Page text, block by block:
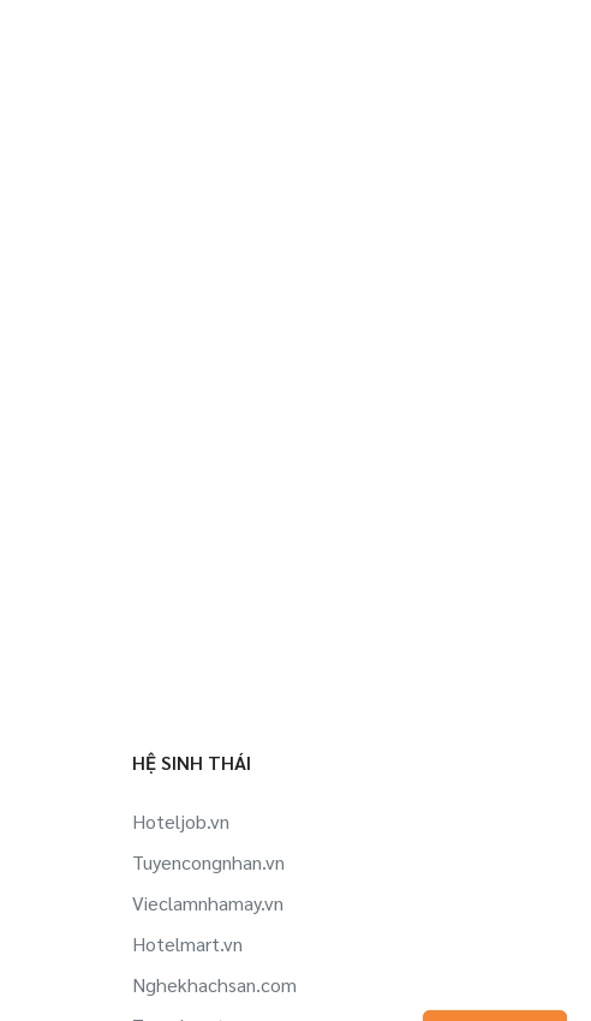
HỆ SINH THÁI
Hoteljob.vn
Tuyencongnhan.vn
Vieclamnhamay.vn
Hotelmart.vn
Nghekhachsan.com